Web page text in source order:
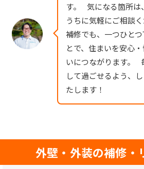
す。 気になる箇所は
うちに気軽にご相談
補修でも、一つひと
とで、住まいを安心
いにつながります。
して過ごせるよう、
たします！
外壁・外装の補修・